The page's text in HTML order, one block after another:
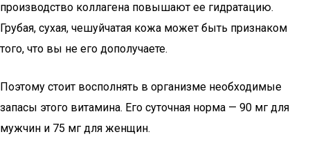
производство коллагена повышают ее гидратацию.
Грубая, сухая, чешуйчатая кожа может быть признаком
того, что вы не его дополучаете.
Поэтому стоит восполнять в организме необходимые
запасы этого витамина. Его суточная норма — 90 мг для
мужчин и 75 мг для женщин.